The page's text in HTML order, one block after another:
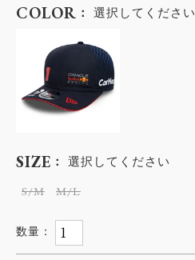
SIZE 選択してください
S/M
M/L
COLOR 選択してください